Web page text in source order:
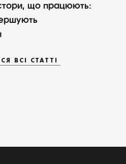
що працюють:
ВСІ СТАТТІ